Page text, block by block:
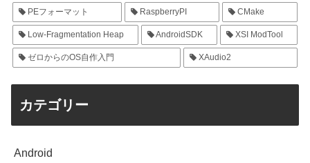
PEフォーマット RaspberryPI CMake
Low-Fragmentation Heap AndroidSDK XSI ModTool
ゼロからのOS自作入門 XAudio2
カテゴリー
Android